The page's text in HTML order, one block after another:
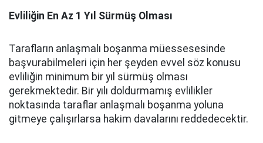
Evliliğin En Az 1 Yıl Sürmüş Olması
Tarafların anlaşmalı boşanma müessesesinde
başvurabilmeleri için her şeyden evvel söz konusu
evliliğin minimum bir yıl sürmüş olması
gerekmektedir. Bir yılı doldurmamış evlilikler
noktasında taraflar anlaşmalı boşanma yoluna
gitmeye çalışırlarsa hakim davalarını reddedecektir.